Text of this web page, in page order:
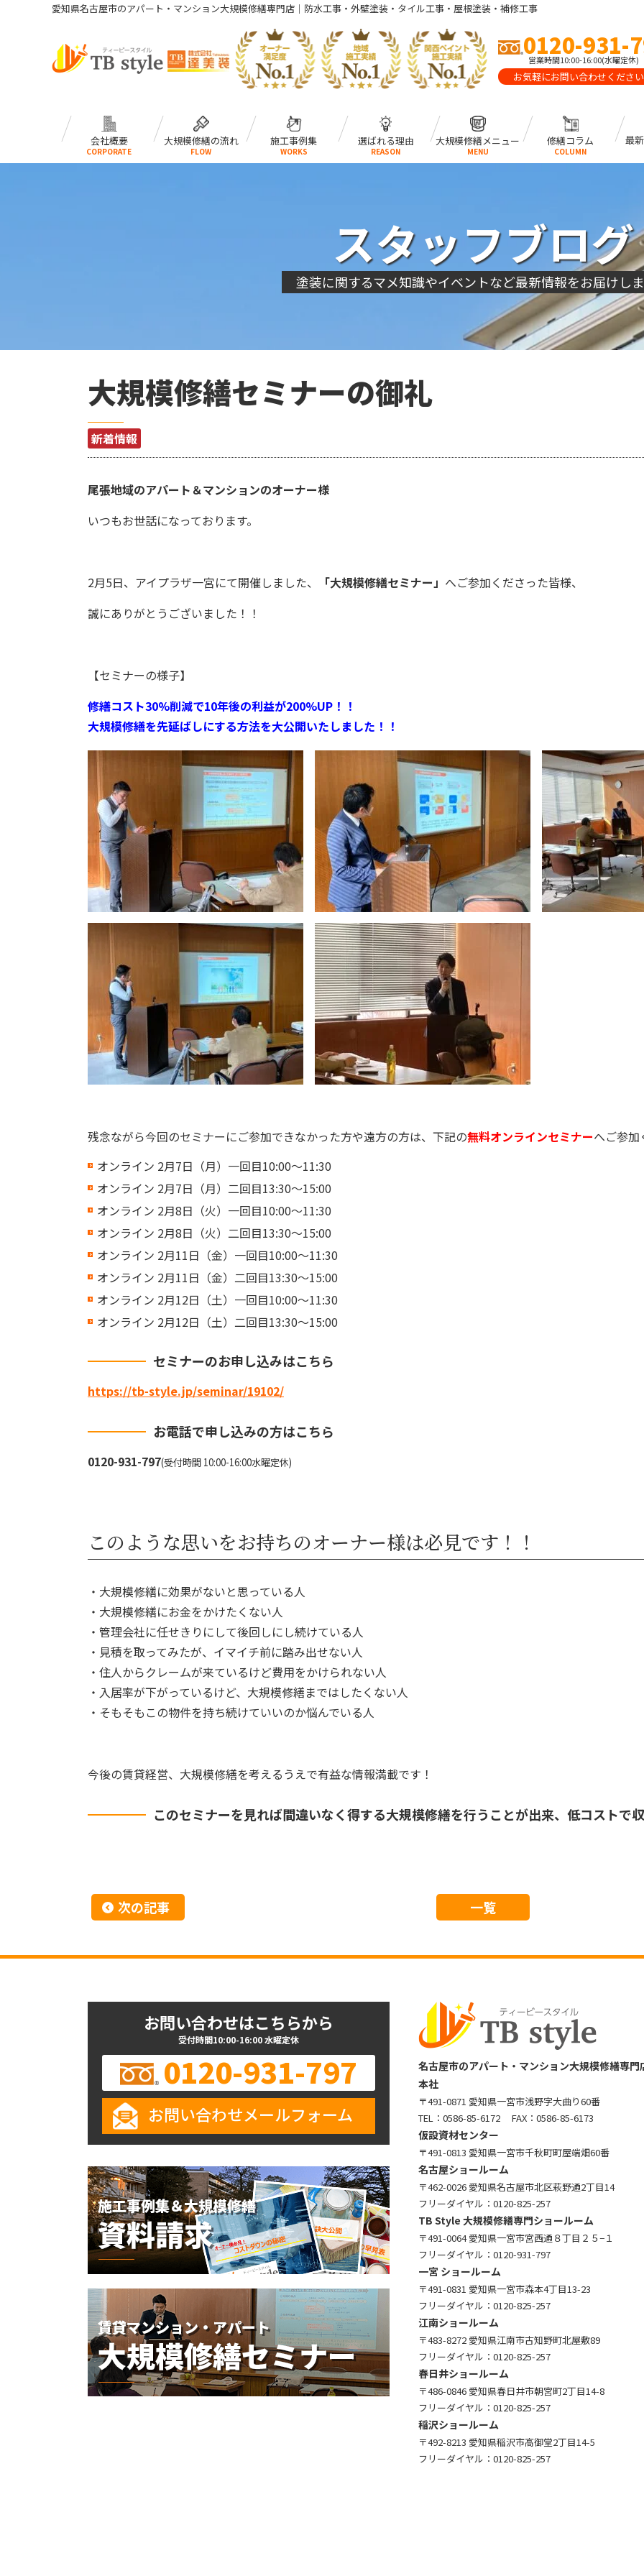
愛知県名古屋市のアパート・マンション大規模修繕専門店｜防水工事・外壁塗装・タイル工事・屋根塗装・補修工事
0120-931-
営業時間10:00-16:00(水曜定休)
お気軽にお問い合わせください
会社概要
CORPORATE
大規模修繕の流れ
FLOW
施工事例集
WORKS
選ばれる理由
REASON
大規模修繕メニュー
MENU
修繕コラム
COLUMN
最
スタッフブログ
塗装に関するマメ知識やイベントなど最新情報をお届けしま
大規模修繕セミナーの御礼
新着情報
尾張地域のアパート＆マンションのオーナー様
いつもお世話になっております。
2月5日、アイプラザ一宮にて開催しました、 「大規模修繕セミナー」 へご参加くださった皆様、
誠にありがとうございました！！
【セミナーの様子】
修繕コスト30%削減で10年後の利益が200%UP！！
大規模修繕を先延ばしにする方法を大公開いたしました！！
残念ながら今回のセミナーにご参加できなかった方や遠方の方は、下記の無料オンラインセミナーへご参加
オンライン 2月7日（月）一回目10:00～11:30
オンライン 2月7日（月）二回目13:30～15:00
オンライン 2月8日（火）一回目10:00～11:30
オンライン 2月8日（火）二回目13:30～15:00
オンライン 2月11日（金）一回目10:00～11:30
オンライン 2月11日（金）二回目13:30～15:00
オンライン 2月12日（土）一回目10:00～11:30
オンライン 2月12日（土）二回目13:30～15:00
セミナーのお申し込みはこちら
https://tb-style.jp/seminar/19102/
お電話で申し込みの方はこちら
0120-931-797(受付時間 10:00-16:00水曜定休)
このような思いをお持ちのオーナー様は必見です！！
・大規模修繕に効果がないと思っている人
・大規模修繕にお金をかけたくない人
・管理会社に任せきりにして後回しにし続けている人
・見積を取ってみたが、イマイチ前に踏み出せない人
・住人からクレームが来ているけど費用をかけられない人
・入居率が下がっているけど、大規模修繕まではしたくない人
・そもそもこの物件を持ち続けていいのか悩んでいる人
今後の賃貸経営、大規模修繕を考えるうえで有益な情報満載です！
このセミナーを見れば間違いなく得する大規模修繕を行うことが出来、低コストで
次の記事 一覧
お問い合わせはこちらから
受付時間10:00-16:00 水曜定休
0120-931-797
お問い合わせメールフォーム
名古屋市のアパート・マンション大規模修繕専
本社
〒491-0871 愛知県一宮市浅野字大曲り60番
TEL： 0586-85-6172 FAX：0586-85-6173
仮設資材センター
〒491-0813 愛知県一宮市千秋町町屋端畑60番
名古屋ショールーム
〒462-0026 愛知県名古屋市北区萩野通2丁目14
フリーダイヤル： 0120-825-257
TB Style 大規模修繕専門ショールーム
〒491-0064 愛知県一宮市宮西通８丁目２５−１
フリーダイヤル： 0120-931-797
一宮 ショールーム
〒491-0831 愛知県一宮市森本4丁目13-23
フリーダイヤル： 0120-825-257
江南ショールーム
〒483-8272 愛知県江南市古知野町北屋敷89
フリーダイヤル： 0120-825-257
春日井ショールーム
〒486-0846 愛知県春日井市朝宮町2丁目14-8
フリーダイヤル： 0120-825-257
稲沢ショールーム
〒492-8213 愛知県稲沢市高御堂2丁目14-5
フリーダイヤル： 0120-825-257